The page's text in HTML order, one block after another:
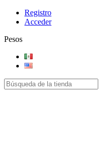
Registro
Acceder
Pesos